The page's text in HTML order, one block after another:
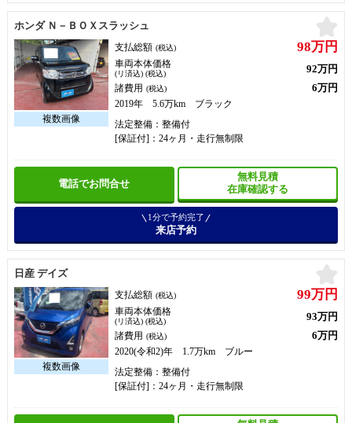
ホンダ Ｎ－ＢＯＸスラッシュ
支払総額 (税込) 98万円
車両本体価格
(リ済込) (税込) 92万円
諸費用 (税込) 6万円
2019年 5.6万km ブラック
法定整備：整備付
[保証付]：24ヶ月・走行無制限
電話でお問合せ
無料見積
在庫確認する
1分で予約完了
来店予約
日産 デイズ
支払総額 (税込) 99万円
車両本体価格
(リ済込) (税込) 93万円
諸費用 (税込) 6万円
2020(令和2)年 1.7万km ブルー
法定整備：整備付
[保証付]：24ヶ月・走行無制限